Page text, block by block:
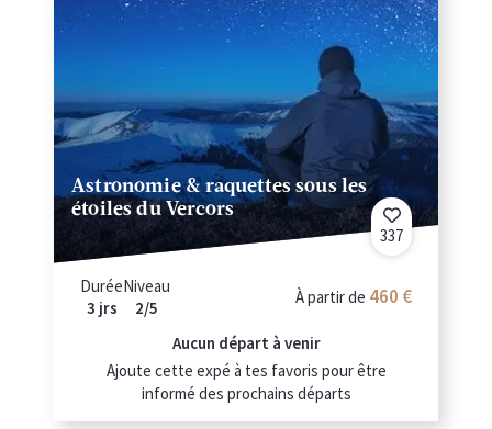
Astronomie & raquettes sous les
étoiles du Vercors
337
Durée
3 jrs
Niveau
2/5
À partir de 460 €
Aucun départ à venir
Ajoute cette expé à tes favoris pour être
informé des prochains départs